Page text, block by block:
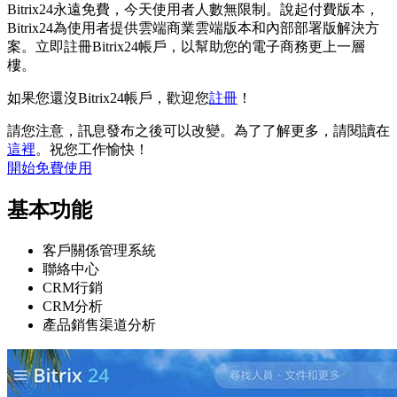
Bitrix24永遠免費，今天使用者人數無限制。說起付費版本，
Bitrix24為使用者提供雲端商業雲端版本和內部部署版解決方
案。立即註冊Bitrix24帳戶，以幫助您的電子商務更上一層
樓。
如果您還沒Bitrix24帳戶，歡迎您註冊 ！
請您注意，訊息發布之後可以改變。為了了解更多，請閱讀在
這裡。祝您工作愉快！
開始免費使用
基本功能
客戶關係管理系統
聯絡中心
CRM行銷
CRM分析
產品銷售渠道分析